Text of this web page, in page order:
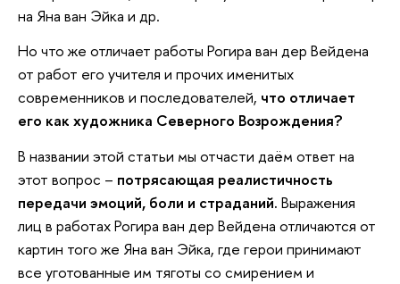
на Яна ван Эйка и др.
Но что же отличает работы Рогира ван дер Вейдена
от работ его учителя и прочих именитых
современников и последователей, что отличает
его как художника Северного Возрождения?
В названии этой статьи мы отчасти даём ответ на
этот вопрос – потрясающая реалистичность
передачи эмоций, боли и страданий. Выражения
лиц в работах Рогира ван дер Вейдена отличаются от
картин того же Яна ван Эйка, где герои принимают
все уготованные им тяготы со смирением и